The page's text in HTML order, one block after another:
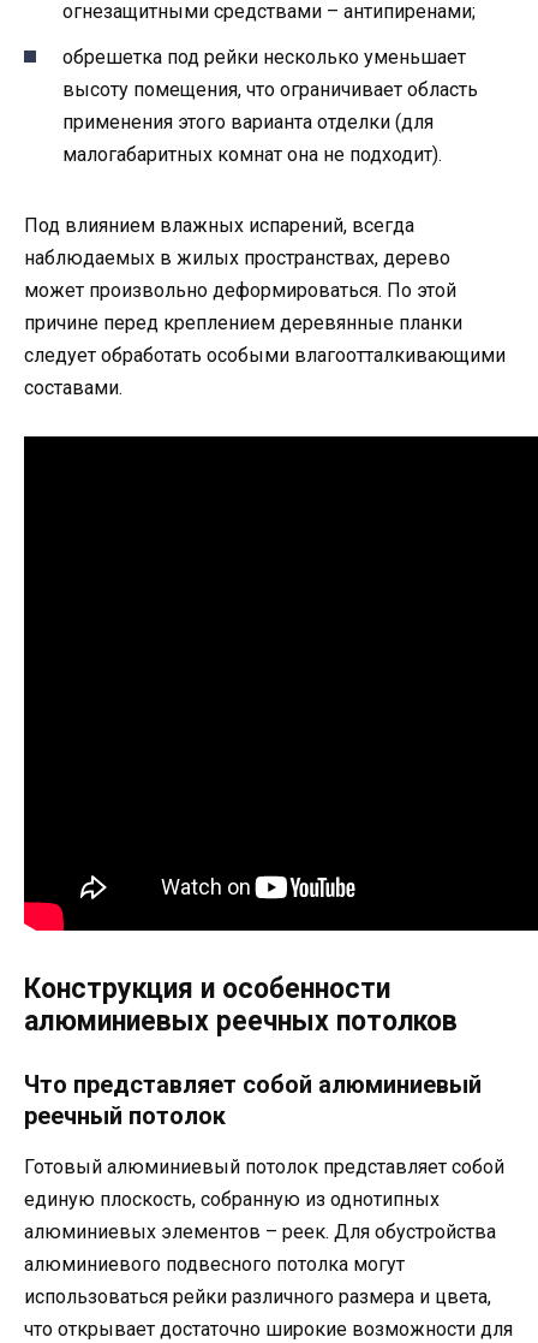
огнезащитными средствами – антипиренами;
обрешетка под рейки несколько уменьшает
высоту помещения, что ограничивает область
применения этого варианта отделки (для
малогабаритных комнат она не подходит).
Под влиянием влажных испарений, всегда
наблюдаемых в жилых пространствах, дерево
может произвольно деформироваться. По этой
причине перед креплением деревянные планки
следует обработать особыми влагоотталкивающими
составами.
Конструкция и особенности
алюминиевых реечных потолков
Что представляет собой алюминиевый
реечный потолок
Готовый алюминиевый потолок представляет собой
единую плоскость, собранную из однотипных
алюминиевых элементов – реек. Для обустройства
алюминиевого подвесного потолка могут
использоваться рейки различного размера и цвета,
что открывает достаточно широкие возможности для